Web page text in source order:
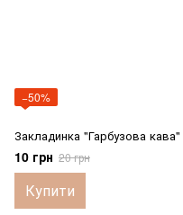
−50%
Закладинка "Гарбузова кава"
10 грн 20 грн
Купити